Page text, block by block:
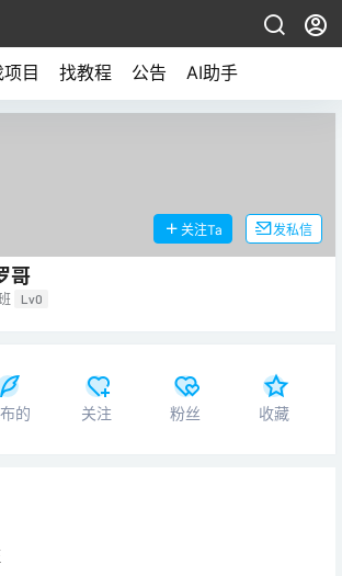
目 找教程 公告 AI助手
哥
Lv0
关注Ta 发私信
的 关注 粉丝 收藏